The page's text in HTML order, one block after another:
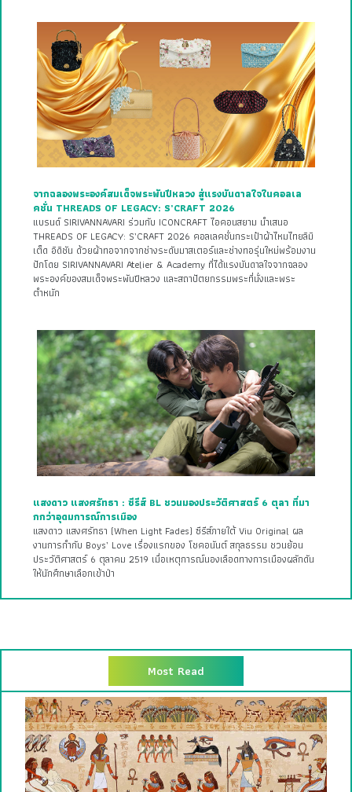
จากฉลองพระองค์สมเด็จพระพันปีหลวง สู่แรงบันดาลใจในคอลเล
คชั่น THREADS OF LEGACY: S’CRAFT 2026
แบรนด์ SIRIVANNAVARI ร่วมกับ ICONCRAFT ไอคอนสยาม นำเสนอ
THREADS OF LEGACY: S’CRAFT 2026 คอลเลคชั่นกระเป๋าผ้าไหมไทยลิมิ
เต็ด อิดิชัน ด้วยผ้าทอจากจากช่างระดับมาสเตอร์และช่างทอรุ่นใหม่พร้อมงาน
ปักโดย SIRIVANNAVARI Atelier & Academy ที่ได้แรงบันดาลใจจากฉลอง
พระองค์ของสมเด็จพระพันปีหลวง และสถาปัตยกรรมพระที่นั่งและพระ
ตำหนัก
แสงดาว แสงศรัทธา : ซีรีส์ BL ชวนมองประวัติศาสตร์ 6 ตุลา ที่มา
กกว่าอุดมการณ์การเมือง
แสงดาว แสงศรัทธา (When Light Fades) ซีรีส์ภายใต้ Viu Original ผล
งานการกำกับ Boys’ Love เรื่องแรกของ โชคอนันต์ สกุลธรรม ชวนย้อน
ประวัติศาสตร์ 6 ตุลาคม 2519 เมื่อเหตุการณ์นองเลือดทางการเมืองผลักดัน
ให้นักศึกษาเลือกเข้าป่า
Most Read